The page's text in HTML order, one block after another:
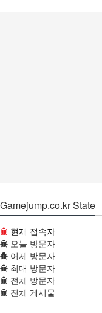
Gamejump.co.kr State
현재 접속자
오늘 방문자
어제 방문자
최대 방문자
전체 방문자
전체 게시물